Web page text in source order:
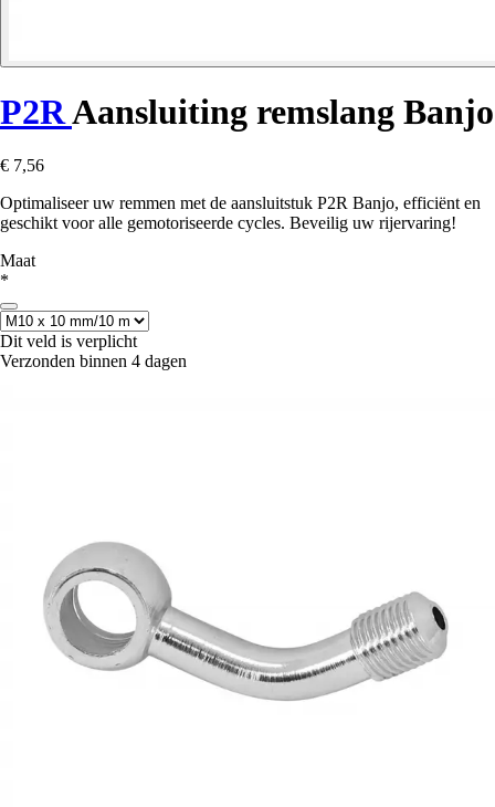
P2RAansluiting remslang Banjo
€ 7,56
Optimaliseer uw remmen met de aansluitstuk P2R Banjo, efficiënt en
geschikt voor alle gemotoriseerde cycles. Beveilig uw rijervaring!
Maat
*
Dit veld is verplicht
Verzonden binnen 4 dagen